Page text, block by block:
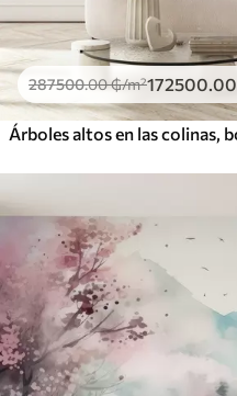
287500.00₲/m²172500.00